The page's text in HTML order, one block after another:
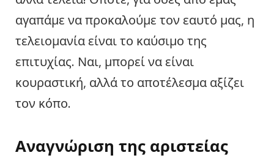
αγαπάμε να προκαλούμε τον εαυτό μας, η
τελειομανία είναι το καύσιμο της
επιτυχίας. Ναι, μπορεί να είναι
κουραστική, αλλά το αποτέλεσμα αξίζει
τον κόπο.
Αναγνώριση της αριστείας